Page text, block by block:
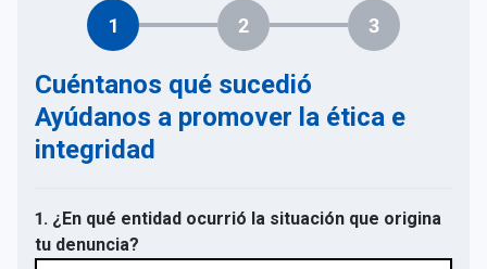
1 2 3
Cuéntanos qué sucedió
Ayúdanos a promover la ética e
integridad
1. ¿En qué entidad ocurrió la situación que origina
tu denuncia?